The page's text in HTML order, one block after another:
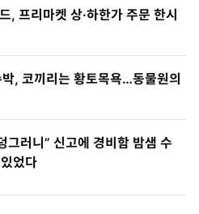
, 프리마켓 상·하한가 주문 한시
, 코끼리는 황토목욕…동물원의
그러니” 신고에 경비함 밤샘 수
었다